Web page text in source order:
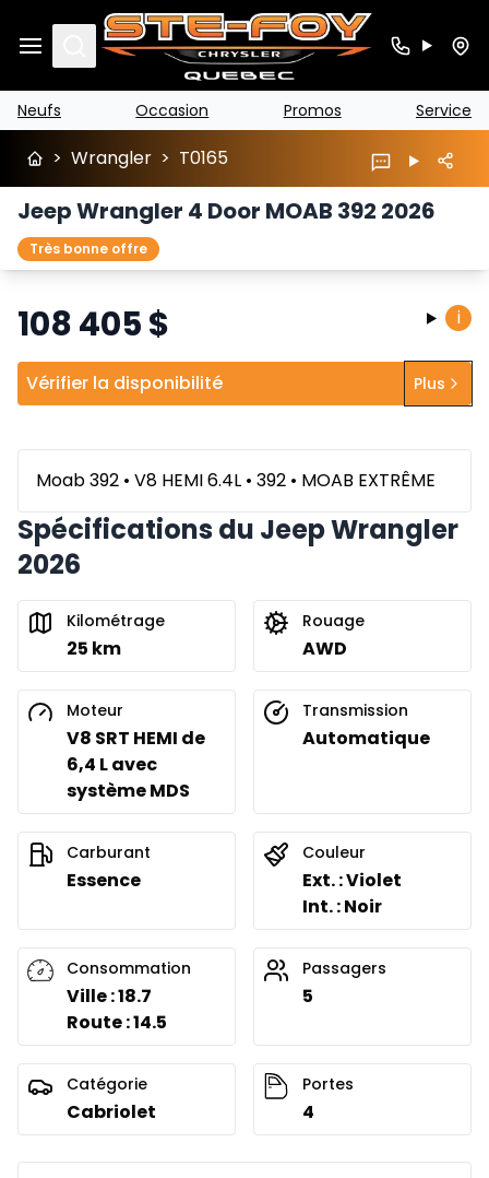
Search
Neufs Occasion Promos Service
> Wrangler > T0165
Jeep Wrangler 4 Door MOAB 392 2026
Très bonne offre
108 405$ i
Vérifier la disponibilité Plus
Moab 392 • V8 HEMI 6.4L • 392 • MOAB EXTRÊME
Spécifications du Jeep Wrangler
2026
Kilométrage
25 km
Rouage
AWD
Moteur
V8 SRT HEMI de
6,4 L avec
système MDS
Transmission
Automatique
Carburant
Essence
Couleur
Ext. : Violet
Int. : Noir
Consommation
Ville : 18.7
Route : 14.5
Passagers
5
Catégorie
Cabriolet
Portes
4